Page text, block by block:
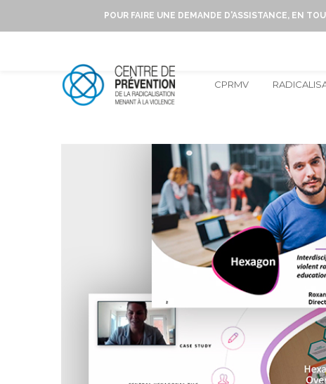
POUR FAIRE UNE DEMANDE D'ASSISTANCE, EN
CPRMV